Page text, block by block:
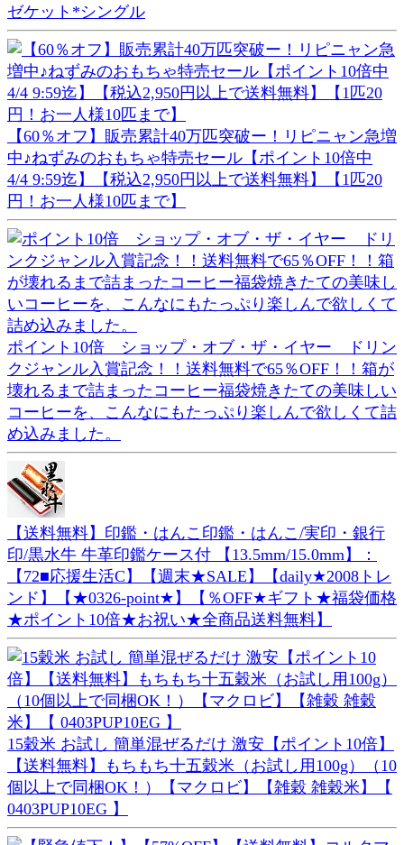
ゼケット*シングル
【60％オフ】販売累計40万匹突破ー！リピニャン急増
中♪ねずみのおもちゃ特売セール【ポイント10倍中
4/4 9:59迄】【税込2,950円以上で送料無料】【1匹20
円！お一人様10匹まで】
ポイント10倍 ショップ・オブ・ザ・イヤー ドリン
クジャンル入賞記念！！送料無料で65％OFF！！箱が
壊れるまで詰まったコーヒー福袋焼きたての美味しい
コーヒーを、こんなにもたっぷり楽しんで欲しくて詰
め込みました。
【送料無料】印鑑・はんこ印鑑・はんこ/実印・銀行
印/黒水牛 牛革印鑑ケース付 【13.5mm/15.0mm】：
【72■応援生活C】【週末★SALE】【daily★2008トレ
ンド】【★0326-point★】【％OFF★ギフト★福袋価格
★ポイント10倍★お祝い★全商品送料無料】
15穀米 お試し 簡単混ぜるだけ 激安【ポイント10倍】
【送料無料】もちもち十五穀米（お試し用100g）（10
個以上で同梱OK！）【マクロビ】【雑穀 雑穀米】【
0403PUP10EG 】